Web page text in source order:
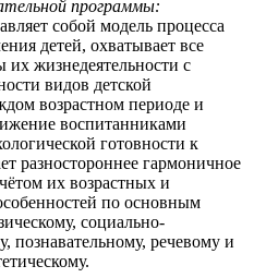
программы:
собой модель процесса
детей, охватывает все
жизнедеятельности с
видов детской
возрастном периоде и
воспитанниками
готовности к
разностороннее гармоничное
их возрастных и
по основным
социально-
познавательному, речевому и